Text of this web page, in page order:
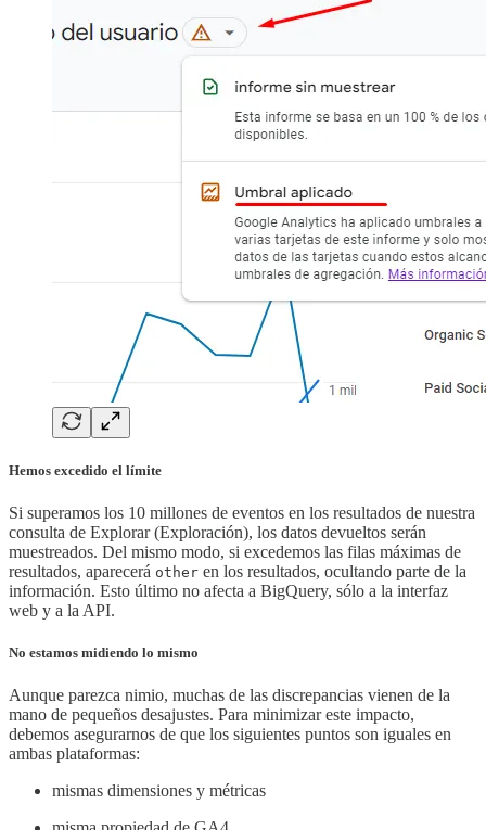
Hemos excedido el límite
Si superamos los 10 millones de eventos en los resultados de nuestra
consulta de Explorar (Exploración), los datos devueltos serán
muestreados. Del mismo modo, si excedemos las filas máximas de
resultados, aparecerá other en los resultados, ocultando parte de la
información. Esto último no afecta a BigQuery, sólo a la interfaz
web y a la API.
No estamos midiendo lo mismo
Aunque parezca nimio, muchas de las discrepancias vienen de la
mano de pequeños desajustes. Para minimizar este impacto,
debemos asegurarnos de que los siguientes puntos son iguales en
ambas plataformas:
mismas dimensiones y métricas